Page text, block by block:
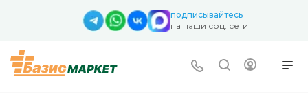
подписывайтесь
на наши соц. сети